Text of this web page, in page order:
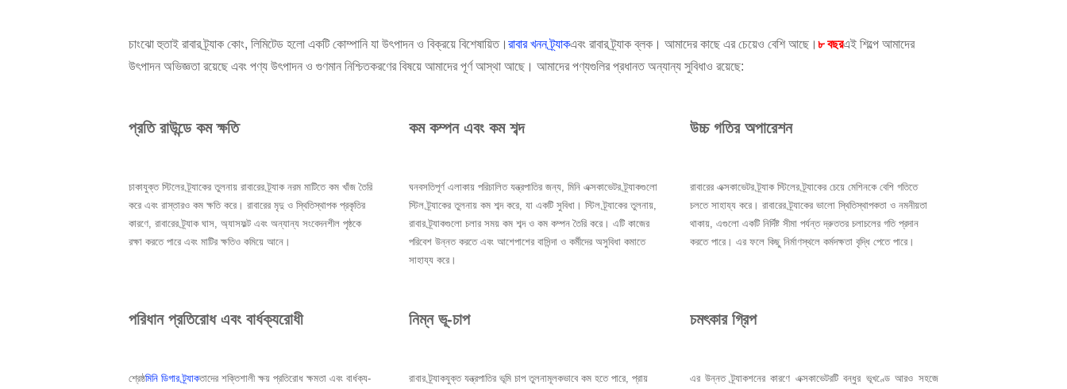
চাংঝো হুতাই রাবার ট্র্যাক কোং, লিমিটেড হলো একটি কোম্পানি যা উৎপাদন ও বিক্রয়ে বিশেষায়িত। রাবার খনন ট্র্যাকএবং রাবার ট্র্যাক ব্লক। আমাদের কাছে এর চেয়েও বেশি আছে। ৮ বছরএই শিল্পে আমাদের
উৎপাদন অভিজ্ঞতা রয়েছে এবং পণ্য উৎপাদন ও গুণমান নিশ্চিতকরণের বিষয়ে আমাদের পূর্ণ আস্থা আছে। আমাদের পণ্যগুলির প্রধানত অন্যান্য সুবিধাও রয়েছে:
প্রতি রাউন্ডে কম ক্ষতি
চাকাযুক্ত স্টিলের ট্র্যাকের তুলনায় রাবারের ট্র্যাক নরম মাটিতে কম খাঁজ তৈরি
করে এবং রাস্তারও কম ক্ষতি করে। রাবারের মৃদু ও স্থিতিস্থাপক প্রকৃতির
কারণে, রাবারের ট্র্যাক ঘাস, অ্যাসফল্ট এবং অন্যান্য সংবেদনশীল পৃষ্ঠকে
রক্ষা করতে পারে এবং মাটির ক্ষতিও কমিয়ে আনে।
কম কম্পন এবং কম শব্দ
ঘনবসতিপূর্ণ এলাকায় পরিচালিত যন্ত্রপাতির জন্য, মিনি এক্সকাভেটর ট্র্যাকগুলো
স্টিল ট্র্যাকের তুলনায় কম শব্দ করে, যা একটি সুবিধা। স্টিল ট্র্যাকের তুলনায়,
রাবার ট্র্যাকগুলো চলার সময় কম শব্দ ও কম কম্পন তৈরি করে। এটি কাজের
পরিবেশ উন্নত করতে এবং আশেপাশের বাসিন্দা ও কর্মীদের অসুবিধা কমাতে
সাহায্য করে।
উচ্চ গতির অপারেশন
রাবারের এক্সকাভেটর ট্র্যাক স্টিলের ট্র্যাকের চেয়ে মেশিনকে বেশি গতিতে
চলতে সাহায্য করে। রাবারের ট্র্যাকের ভালো স্থিতিস্থাপকতা ও নমনীয়তা
থাকায়, এগুলো একটি নির্দিষ্ট সীমা পর্যন্ত দ্রুততর চলাচলের গতি প্রদান
করতে পারে। এর ফলে কিছু নির্মাণস্থলে কর্মদক্ষতা বৃদ্ধি পেতে পারে।
পরিধান প্রতিরোধ এবং বার্ধক্যরোধী
শ্রেষ্ঠমিনি ডিগার ট্র্যাকতাদের শক্তিশালী ক্ষয় প্রতিরোধ ক্ষমতা এবং বার্ধক্য-
নিম্ন ভূ-চাপ
রাবার ট্র্যাকযুক্ত যন্ত্রপাতির ভূমি চাপ তুলনামূলকভাবে কম হতে পারে, প্রায়
চমৎকার গ্রিপ
এর উন্নত ট্র্যাকশনের কারণে এক্সকাভেটরটি বন্ধুর ভূখণ্ডে আরও সহজে